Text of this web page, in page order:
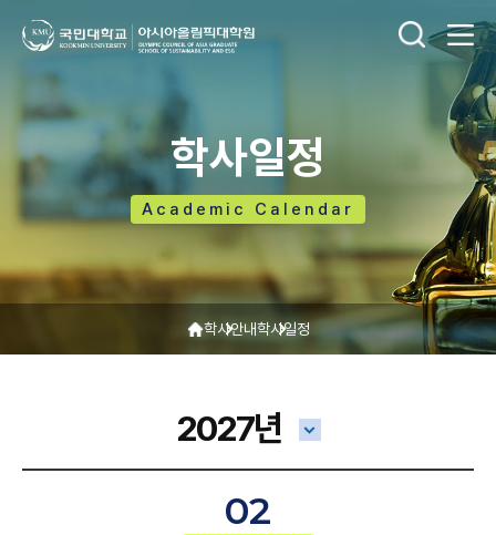
학사일정
Academic Calendar
학사안내학사일정
2027년
02